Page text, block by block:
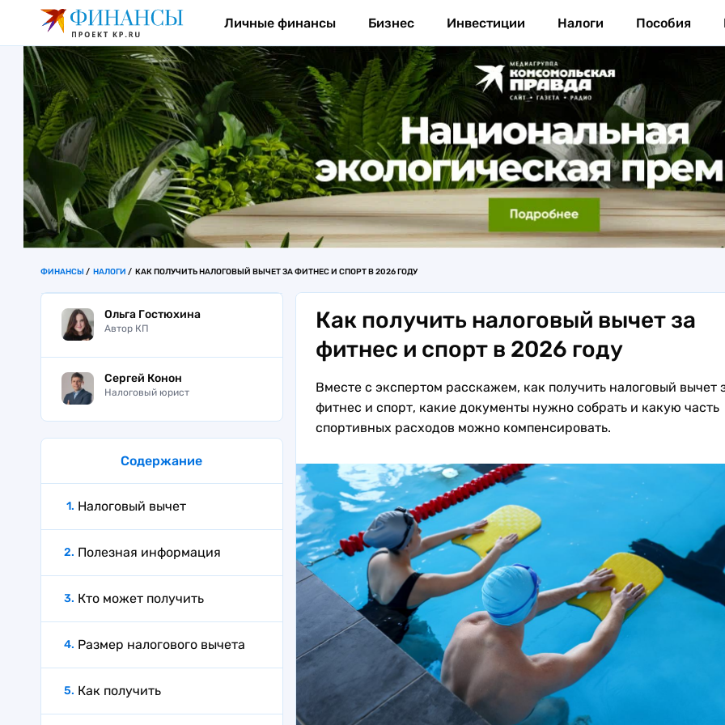
Личные финансы Бизнес Инвестиции Налоги Пособия
ФИНАНСЫ НАЛОГИ КАК ПОЛУЧИТЬ НАЛОГОВЫЙ ВЫЧЕТ ЗА ФИТНЕС И СПОРТ В 2026 ГОДУ
Ольга Гостюхина
Автор КП
Сергей Конон
Налоговый юрист
Содержание
Налоговый вычет
Полезная информация
Кто может получить
Размер налогового вычета
Как получить
Как получить налоговый вычет за
фитнес и спорт в 2026 году
Вместе с экспертом расскажем, как получить налоговый вычет
фитнес и спорт, какие документы нужно собрать и какую часть
спортивных расходов можно компенсировать.